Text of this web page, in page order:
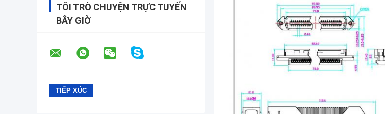
TÔI TRÒ CHUYỆN TRỰC TUYẾN
BÂY GIỜ